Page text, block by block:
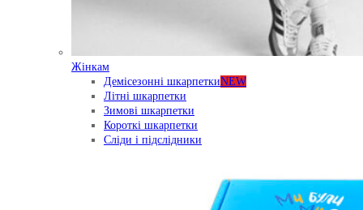
Жінкам
Демісезонні шкарпеткиNEW
Літні шкарпетки
Зимові шкарпетки
Короткі шкарпетки
Сліди і підслідники